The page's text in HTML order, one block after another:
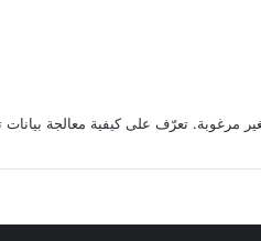
تعرّف على كيفية معالجة بيانات